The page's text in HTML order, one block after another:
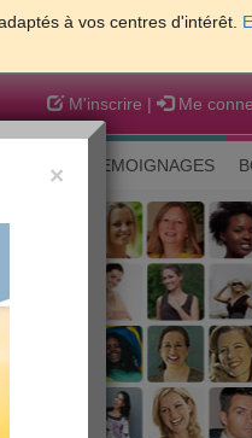
à vos centres d'intérêt.
M'inscrire | Me
TEMOIGNAGES
×